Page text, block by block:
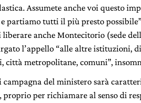
Assumete anche voi questo
partiamo tutti il più presto
liberare anche Montecitorio (sede
l’appello “alle altre istituzioni,
città metropolitane, comuni”,
campagna del ministero sarà
, proprio per richiamare al senso di